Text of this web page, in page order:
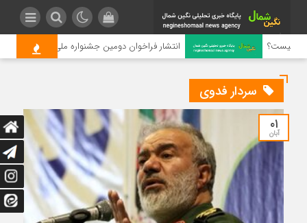
چیست؟ انتشار فراخوان دومین جشنواره ملی رسانه‌ای چای
سردار فدوی
۰۱
آبان